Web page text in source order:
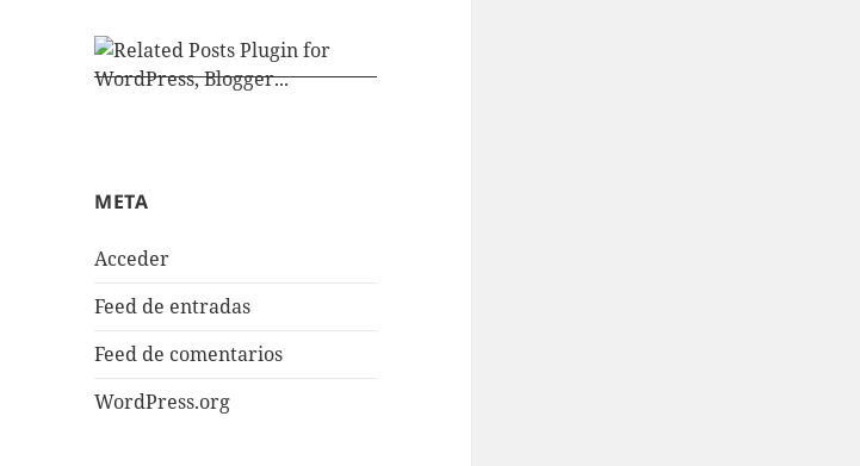
META
Acceder
Feed de entradas
Feed de comentarios
WordPress.org